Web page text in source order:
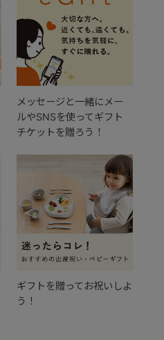
メッセージと一緒にメー
ルやSNSを使ってギフト
チケットを贈ろう！
ギフトを贈ってお祝いしよ
う！